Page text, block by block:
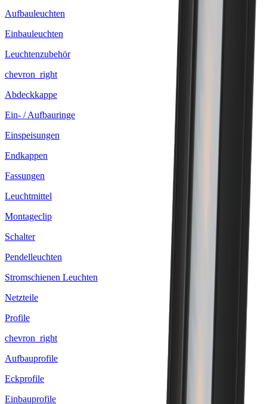
Aufbauleuchten
Einbauleuchten
Leuchtenzubehör
chevron_right
Abdeckkappe
Ein- / Aufbauringe
Einspeisungen
Endkappen
Fassungen
Leuchtmittel
Montageclip
Schalter
Pendelleuchten
Stromschienen Leuchten
Netzteile
Profile
chevron_right
Aufbauprofile
Eckprofile
Einbauprofile